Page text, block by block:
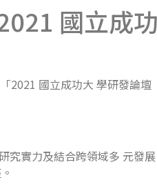
國立成
2021 國立成功大 學研發論
究實力及結合跨領域多 元發